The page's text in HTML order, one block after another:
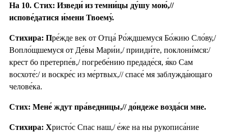
На 10. Стих: Изведи́ из темни́цы ду́шу мою́,//
испове́датися и́мени Твоему́.
Стихира: Пре́жде век от Отца́ Ро́ждшемуся Бо́жию Сло́ву,/
Вопло́щшемуся от Де́вы Мари́и,/ прииди́те, поклони́мся:/
крест бо претерпе́в,/ погребе́нию предаде́ся, я́ко Сам
восхоте́:/ и воскре́с из ме́ртвых,// спасе́ мя заблужда́ющаго
челове́ка.
Стих: Мене́ ждут пра́ведницы,// до́ндеже возда́си мне.
Стихира: Христо́с Спас наш,/ е́же на ны рукописа́ние